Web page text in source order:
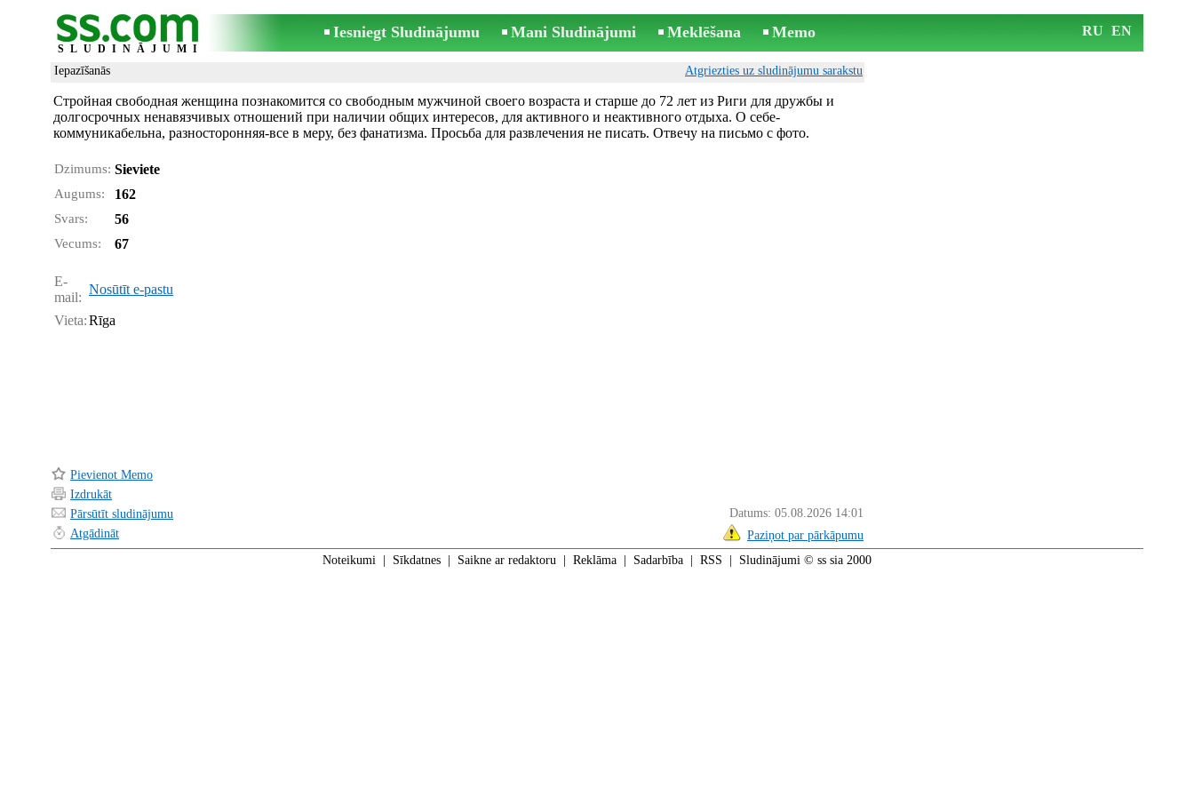
SLUDINĀJUMI
Iesniegt Sludinājumu Mani Sludinājumi Meklēšana Memo RU EN
Iepazīšanās Atgriezties uz sludinājumu sarakstu
Стройная свободная женщина познакомится со свободным мужчиной своего возраста и старше до 72 лет из Риги для дружбы и
долгосрочных ненавязчивых отношений при наличии общих интересов, для активного и неактивного отдыха. О себе-
коммуникабельна, разносторонняя-все в меру, без фанатизма. Просьба для развлечения не писать. Отвечу на письмо с фото.
Dzimums: Sieviete
Augums: 162
Svars: 56
Vecums: 67
E-
mail:
Nosūtīt e-pastu
Vieta:Rīga
Pievienot Memo
Izdrukāt
Pārsūtīt sludinājumu
Datums: 05.08.2026 14:01
Atgādināt
Paziņot par pārkāpumu
Noteikumi
Sīkdatnes Saikne ar redaktoru Reklāma Sadarbība RSS | Sludinājumi © ss sia 2000